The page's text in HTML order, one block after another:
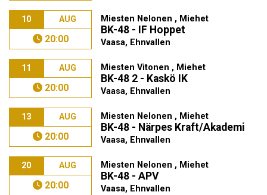
10 AUG
20:00
Miesten Nelonen , Miehet
BK-48 - IF Hoppet
Vaasa, Ehnvallen
11 AUG
20:00
Miesten Vitonen , Miehet
BK-48 2 - Kaskö IK
Vaasa, Ehnvallen
13 AUG
20:00
Miesten Nelonen , Miehet
BK-48 - Närpes Kraft/Akademi
Vaasa, Ehnvallen
20 AUG
20:00
Miesten Nelonen , Miehet
BK-48 - APV
Vaasa, Ehnvallen